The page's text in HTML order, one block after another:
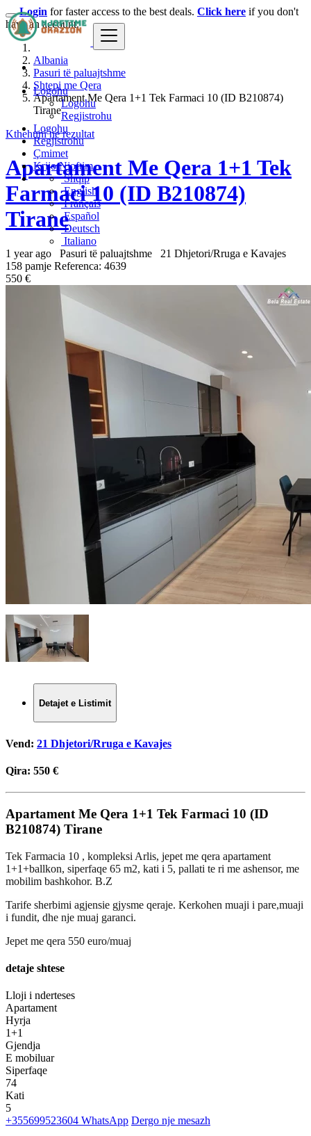
Logohu
Logohu
Regjistrohu
Logohu
Regjistrohu
Çmimet
Krijo Njoftim
Shqip
English
Français
Español
Deutsch
Italiano
Login for faster access to the best deals. Click here if you don't
have an account.
Albania
Pasuri të paluajtshme
Shtepi me Qera
Apartament Me Qera 1+1 Tek Farmaci 10 (ID B210874)
Tirane
Kthehuni ne rezultat
Apartament Me Qera 1+1 Tek
Farmaci 10 (ID B210874)
Tirane
1 year ago Pasuri të paluajtshme
21 Dhjetori/Rruga e Kavajes
158 pamje Referenca: 4639
550 €
Detajet e Listimit
Vend: 21 Dhjetori/Rruga e Kavajes
Qira: 550 €
Apartament Me Qera 1+1 Tek Farmaci 10 (ID
B210874) Tirane​
Tek Farmacia 10 , kompleksi Arlis, jepet me qera apartament
1+1+ballkon, siperfaqe 65 m2, kati i 5, pallati te ri me ashensor, me
mobilim bashkohor. B.Z
Tarife sherbimi agjensie gjysme qeraje. Kerkohen muaji i pare,muaji
i fundit, dhe nje muaj garanci.
Jepet me qera 550 euro/muaj
detaje shtese
Lloji i nderteses
Apartament
Hyrja
1+1
Gjendja
E mobiluar
Siperfaqe
74
Kati
5
+355699523604 WhatsApp Dergo nje mesazh